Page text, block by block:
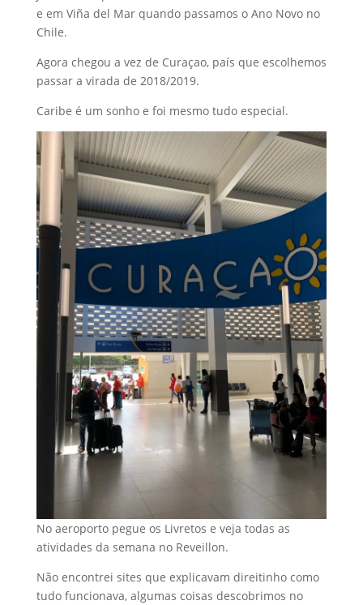
e em Viña del Mar quando passamos o Ano Novo no
Chile.
Agora chegou a vez de Curaçao, país que escolhemos
passar a virada de 2018/2019.
Caribe é um sonho e foi mesmo tudo especial.
No aeroporto pegue os Livretos e veja todas as
atividades da semana no Reveillon.
Não encontrei sites que explicavam direitinho como
tudo funcionava, algumas coisas descobrimos no